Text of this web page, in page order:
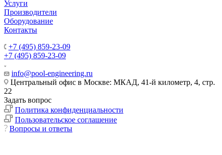
Услуги
Производители
Оборудование
Контакты
+7 (495) 859-23-09
+7 (495) 859-23-09
info@pool-engineering.ru
Центральный офис в Москве: МКАД, 41-й километр, 4, стр.
22
Задать вопрос
Политика конфиденциальности
Пользовательское соглашение
Вопросы и ответы